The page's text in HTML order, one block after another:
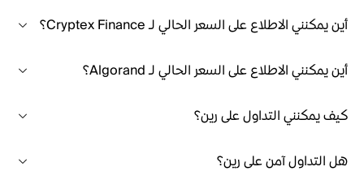
أين يمكنني الاطلاع على السعر الحالي لـ Cryptex Finance؟
أين يمكنني الاطلاع على السعر الحالي لـ Algorand؟
كيف يمكنني التداول على رين؟
هل التداول آمن على رين؟